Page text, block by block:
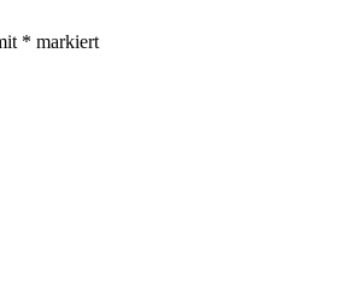
* markiert